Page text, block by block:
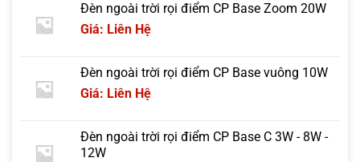
Đèn ngoài trời rọi điểm CP Base Zoom 20W
Giá: Liên Hệ
Đèn ngoài trời rọi điểm CP Base vuông 10W
Giá: Liên Hệ
Đèn ngoài trời rọi điểm CP Base C 3W - 8W -
12W